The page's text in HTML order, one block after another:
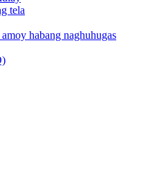
tela
habang naghuhugas